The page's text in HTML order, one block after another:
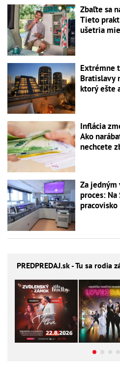
Zbaľte sa
Tieto
ušetria
Extrémne
Bratislavy
ktorý ešte
Inflácia
Ako
nechcete
Za
proces:
pracovisko
PREDPREDAJ.sk - Tu sa rodia